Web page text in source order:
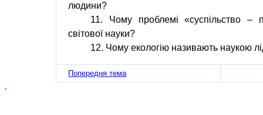
людини?
11. Чому проблемі «суспільство –
світової науки?
12. Чому екологію називають наукою
Попередня тема